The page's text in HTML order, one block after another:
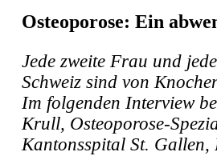
Osteoporose: Ein
Jede zweite Frau und
Schweiz sind von
Im folgenden Interview
Krull, Osteoporose-
Kantonsspital St.